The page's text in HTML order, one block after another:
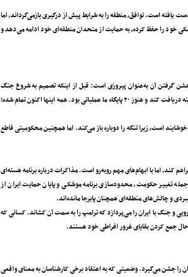
است. توافق، منطقه را به شرایط پیش از درگیری‌ بازمی‌گرداند، اما
خود را حفظ کرده، به حمایت از متحدان منطقه‌ای خود ادامه می‌دهد و
گرفتن آن به‌عنوان پیروزی است: قبل از اینکه تصمیم به شروع جنگ
بگیریم تنگه هرمز باز بود، ایران هیچ یک از دارایی‌های مسدود شده را آزاد نکرده بود و نمی‌توانست برای عبور نفتکش‌ها هزینه‌ دریافت کند و هنوز ۲۰ پایگاه ما عملیاتی بود. همه اینها اکنون تمام شده؛
است، زیرا تنگه را دوباره باز می‌کند. اما همچنین محکومیتی قاطع
کند، اما با ابهام‌های مهم روبه‌رو است. مذاکرات درباره برنامه هسته‌ای
از جمله تغییر حکومت، محدودسازی برنامه موشکی و پایان حمایت ایران از
و چالش‌های منطقه‌ای همچنان پابرجا مانده‌اند.
و جنگ با ایران را می‌پردازد که ترامپ را به سمت آن کشاند. کسانی که
حال جمع‌ کردن بقایای غرور افراطی خود هستند.
را جشن می‌گیرد. وضعیتی که به اعتقاد برخی کارشناسان به معنای واقعی